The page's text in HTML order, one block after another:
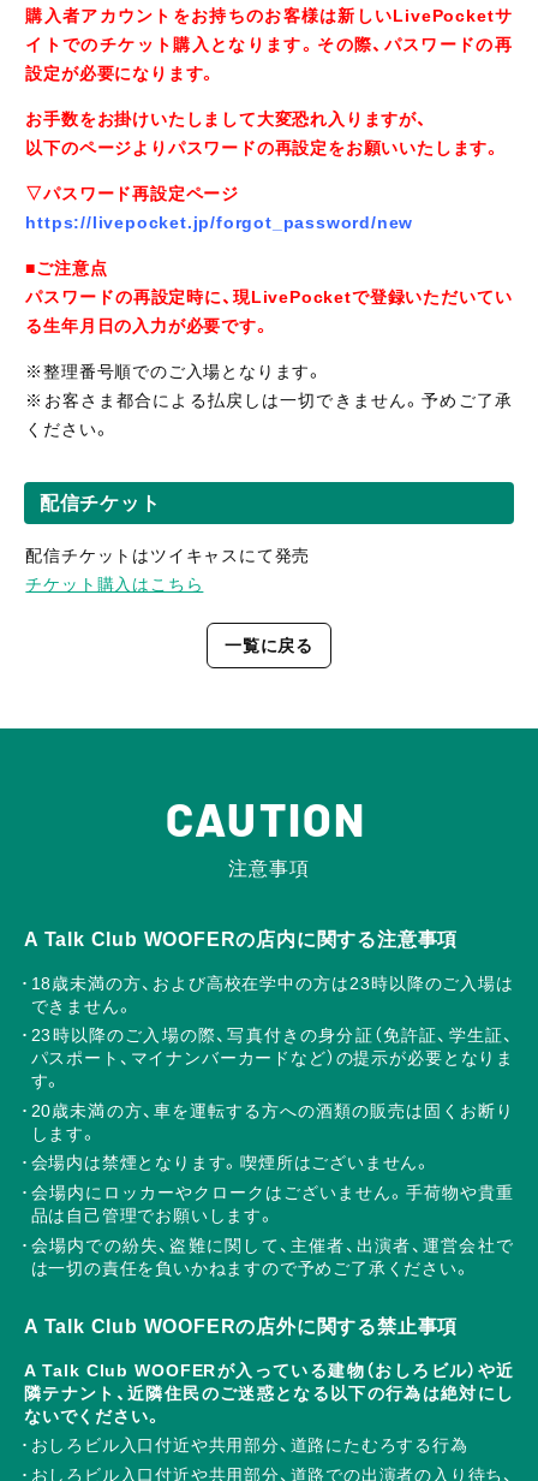
購入者アカウントをお持ちのお客様は新しいLivePocketサ
イトでのチケット購入となります。その際、パスワードの再
設定が必要になります。
お手数をお掛けいたしまして大変恐れ入りますが、
以下のページよりパスワードの再設定をお願いいたします。
▽パスワード再設定ページ
https://livepocket.jp/forgot_password/new
■ご注意点
パスワードの再設定時に、現LivePocketで登録いただいてい
る生年月日の入力が必要です。
※整理番号順でのご入場となります。
※お客さま都合による払戻しは一切できません。予めご了承
ください。
配信チケット
配信チケットはツイキャスにて発売
チケット購入はこちら
一覧に戻る
CAUTION
注意事項
A Talk Club WOOFERの店内に関する注意事項
18歳未満の方、および高校在学中の方は23時以降のご入場は
できません。
23時以降のご入場の際、写真付きの身分証（免許証、学生証、
パスポート、マイナンバーカードなど）の提示が必要となりま
す。
20歳未満の方、車を運転する方への酒類の販売は固くお断り
します。
会場内は禁煙となります。喫煙所はございません。
会場内にロッカーやクロークはございません。手荷物や貴重
品は自己管理でお願いします。
会場内での紛失、盗難に関して、主催者、出演者、運営会社で
は一切の責任を負いかねますので予めご了承ください。
A Talk Club WOOFERの店外に関する禁止事項
A Talk Club WOOFERが入っている建物（おしろビル）や近
隣テナント、近隣住民のご迷惑となる以下の行為は絶対にし
ないでください。
おしろビル入口付近や共用部分、道路にたむろする行為
おしろビル入口付近や共用部分、道路での出演者の入り待ち、